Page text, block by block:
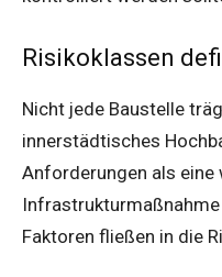
Risikoklassen
Nicht jede Baustelle
innerstädtisches
Anforderungen als eine
Faktoren fließen in die